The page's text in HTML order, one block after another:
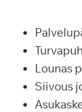
Lounas
Siivous